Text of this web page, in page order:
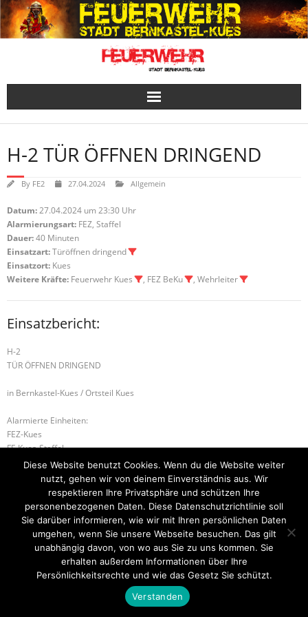
Skip
to
content
H-2 TÜR ÖFFNEN DRINGEND
By FE2 27.04.2024 Allgemein
Datum:27.04.2024 um 23:30 Uhr
Alarmierungsart: FEZ, Staffel
Dauer:40 Minuten
Einsatzart:Türöffnen dringend
Einsatzort: Kues
Weitere Kräfte: Feuerwehr Kues , FEZ BeKu , Wehrleiter
Einsatzbericht:
H-2
TÜR ÖFFNEN DRINGEND
in Bernkastel-Kues / Ortsteil Kues
Alarmierte Einheiten:
FEZ-Kues
FF-Kues-Staffel
BeKu WL
B-1 RAUCHENTWICKLUNG IM FREIEN W-2 ÖL AUF GEWÄSSER
Startseite Einsätze Mitglied werden Über uns
Bilder
Kontakt
Theme byThink Up Themes Ltd. Powered byWordPress.
Diese Website benutzt Cookies. Wenn du die Website weiter
nutzt, gehen wir von deinem Einverständnis aus. Wir
respektieren Ihre Privatsphäre und schützen Ihre
personenbezogenen Daten. Diese Datenschutzrichtlinie soll
Sie darüber informieren, wie wir mit Ihren persönlichen Daten
umgehen, wenn Sie unsere Webseite besuchen. Das gilt
unabhängig davon, von wo aus Sie zu uns kommen. Sie
erhalten außerdem Informationen über Ihre
Persönlichkeitsrechte und wie das Gesetz Sie schützt.
Verstanden